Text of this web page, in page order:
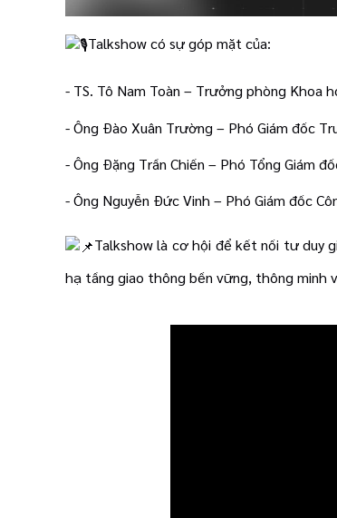
Talkshow có sự góp mặt của:
- TS. Tô Nam Toàn – Trưởng phòng Khoa
- Ông Đào Xuân Trường – Phó Giám đốc
- Ông Đặng Trần Chiến – Phó Tổng Giám
- Ông Nguyễn Đức Vinh – Phó Giám đốc
Talkshow là cơ hội để kết nối tư duy
hạ tầng giao thông bền vững, thông minh